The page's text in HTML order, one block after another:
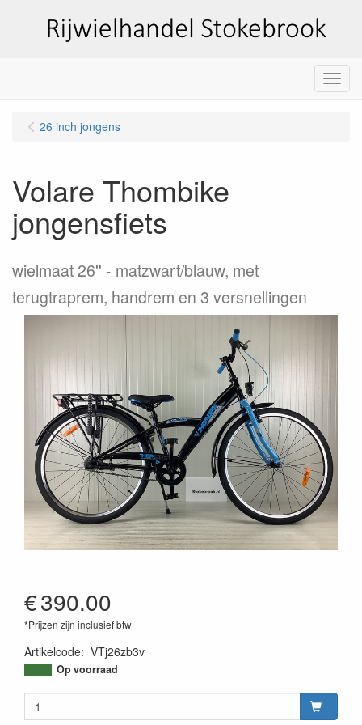
Menu
26 inch jongens
Volare Thombike
jongensfiets
wielmaat 26''
matzwart/blauw, met
terugtraprem, handrem en 3 versnellingen
€390.00
*Prijzen zijn inclusief btw
Artikelcode: VTj26zb3v
Op voorraad